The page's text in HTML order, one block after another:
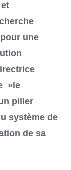
une
»le
pilier
système de
de sa